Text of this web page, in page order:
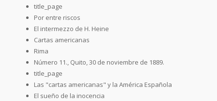
title_page
Por entre riscos
El intermezzo de H. Heine
Cartas americanas
Rima
Número 11., Quito, 30 de noviembre de 1889.
title_page
Las "cartas americanas" y la América Española
El sueño de la inocencia